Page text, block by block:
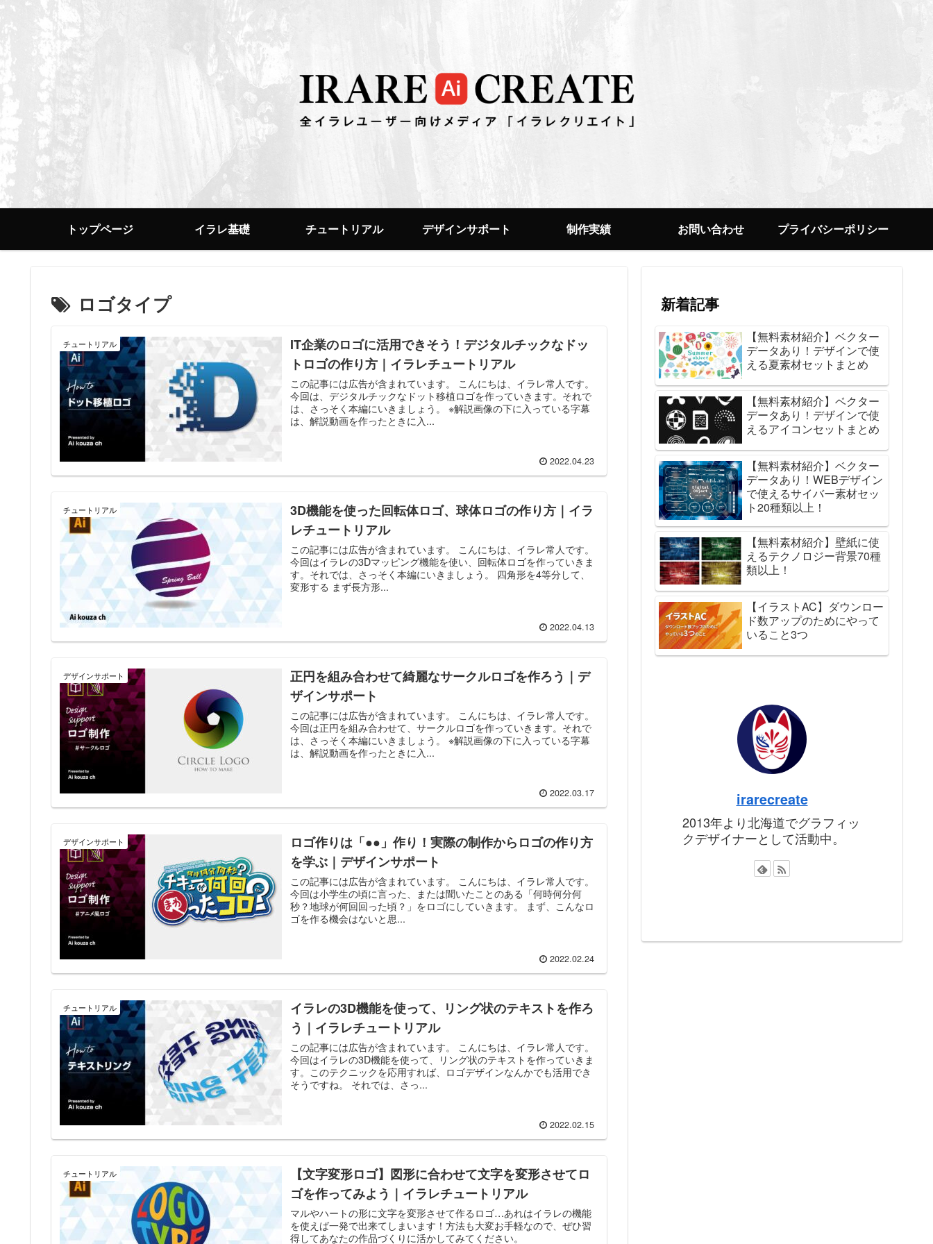
トップページ イラレ基礎 チュートリアル デザインサポート 制作実績 お問い合わせ プライバシーポリシー
ロゴタイプ
チュートリアル
IT企業のロゴに活用できそう！デジタルチックなドッ
トロゴの作り方｜イラレチュートリアル
この記事には広告が含まれています。 こんにちは、イラレ常人です。
今回は、デジタルチックなドット移植ロゴを作っていきます。それで
は、さっそく本編にいきましょう。 ※解説画像の下に入っている字幕
は、解説動画を作ったときに入...
2022.04.23
チュートリアル
3D機能を使った回転体ロゴ、球体ロゴの作り方｜イラ
レチュートリアル
この記事には広告が含まれています。 こんにちは、イラレ常人です。
今回はイラレの3Dマッピング機能を使い、回転体ロゴを作っていきま
す。それでは、さっそく本編にいきましょう。 四角形を4等分して、
変形する まず長方形...
2022.04.13
デザインサポート
正円を組み合わせて綺麗なサークルロゴを作ろう｜デ
ザインサポート
この記事には広告が含まれています。 こんにちは、イラレ常人です。
今回は正円を組み合わせて、サークルロゴを作っていきます。それで
は、さっそく本編にいきましょう。 ※解説画像の下に入っている字幕
は、解説動画を作ったときに入...
2022.03.17
デザインサポート
ロゴ作りは「●●」作り！実際の制作からロゴの作り方
を学ぶ｜デザインサポート
この記事には広告が含まれています。 こんにちは、イラレ常人です。
今回は小学生の頃に言った、または聞いたことのある「何時何分何
秒？地球が何回回った頃？」をロゴにしていきます。 まず、こんなロ
ゴを作る機会はないと思...
2022.02.24
チュートリアル
イラレの3D機能を使って、リング状のテキストを作ろ
う｜イラレチュートリアル
この記事には広告が含まれています。 こんにちは、イラレ常人です。
今回はイラレの3D機能を使って、リング状のテキストを作っていきま
す。このテクニックを応用すれば、ロゴデザインなんかでも活用でき
そうですね。 それでは、さっ...
2022.02.15
チュートリアル
【文字変形ロゴ】図形に合わせて文字を変形させてロ
ゴを作ってみよう｜イラレチュートリアル
マルやハートの形に文字を変形させて作るロゴ…あれはイラレの機能
を使えば一発で出来てしまいます！方法も大変お手軽なので、ぜひ習
得してあなたの作品づくりに活かしてみてください。
新着記事
【無料素材紹介】ベクター
データあり！デザインで使
える夏素材セットまとめ
【無料素材紹介】ベクター
データあり！デザインで使
えるアイコンセットまとめ
【無料素材紹介】ベクター
データあり！WEBデザイン
で使えるサイバー素材セッ
ト20種類以上！
【無料素材紹介】壁紙に使
えるテクノロジー背景70種
類以上！
【イラストAC】ダウンロー
ド数アップのためにやって
いること3つ
irarecreate
2013年より北海道でグラフィッ
クデザイナーとして活動中。